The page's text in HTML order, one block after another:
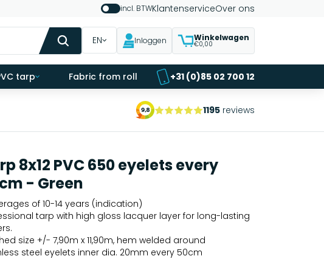
incl. BTWKlantenserviceOver ons
EN Inloggen Winkelwagen
€0,00
tarp Fabric from roll +31 (0)85 02 700 12
1195 reviews
8x12 PVC 650 eyelets every
- Green
of 10-14 years (indication)
tarp with high gloss lacquer layer for long-lasting
size +/- 7,90m x 11,90m, hem welded around
steel eyelets inner dia. 20mm every 50cm